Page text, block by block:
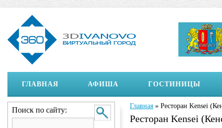
ГЛАВНАЯ АФИША ГОСТИНИЦЫ
Вы здесь
Главная » Ресторан Kensei
Ресторан Kensei
Поиск по сайту: